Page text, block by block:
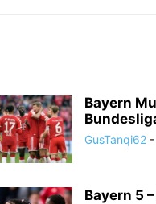
Bayern
GusTanqi62 -
Bayern 5